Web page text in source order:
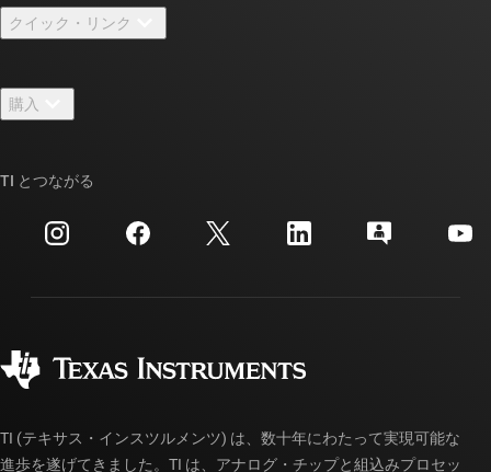
採用情報
ニュース
イベント
投資家向け情報
クイック・リンク
TI E2E™ 設計サポート・フォーラム
クロスリファレンス検索
カスタマー・サポート・センター
myTI アカウントの FAQ
購入
ご注文に関する FAQ
TI とつながる
TI (テキサス・インスツルメンツ) は、数十年にわたって実現可能な
進歩を遂げてきました。TI は、アナログ・チップと組込みプロセッ